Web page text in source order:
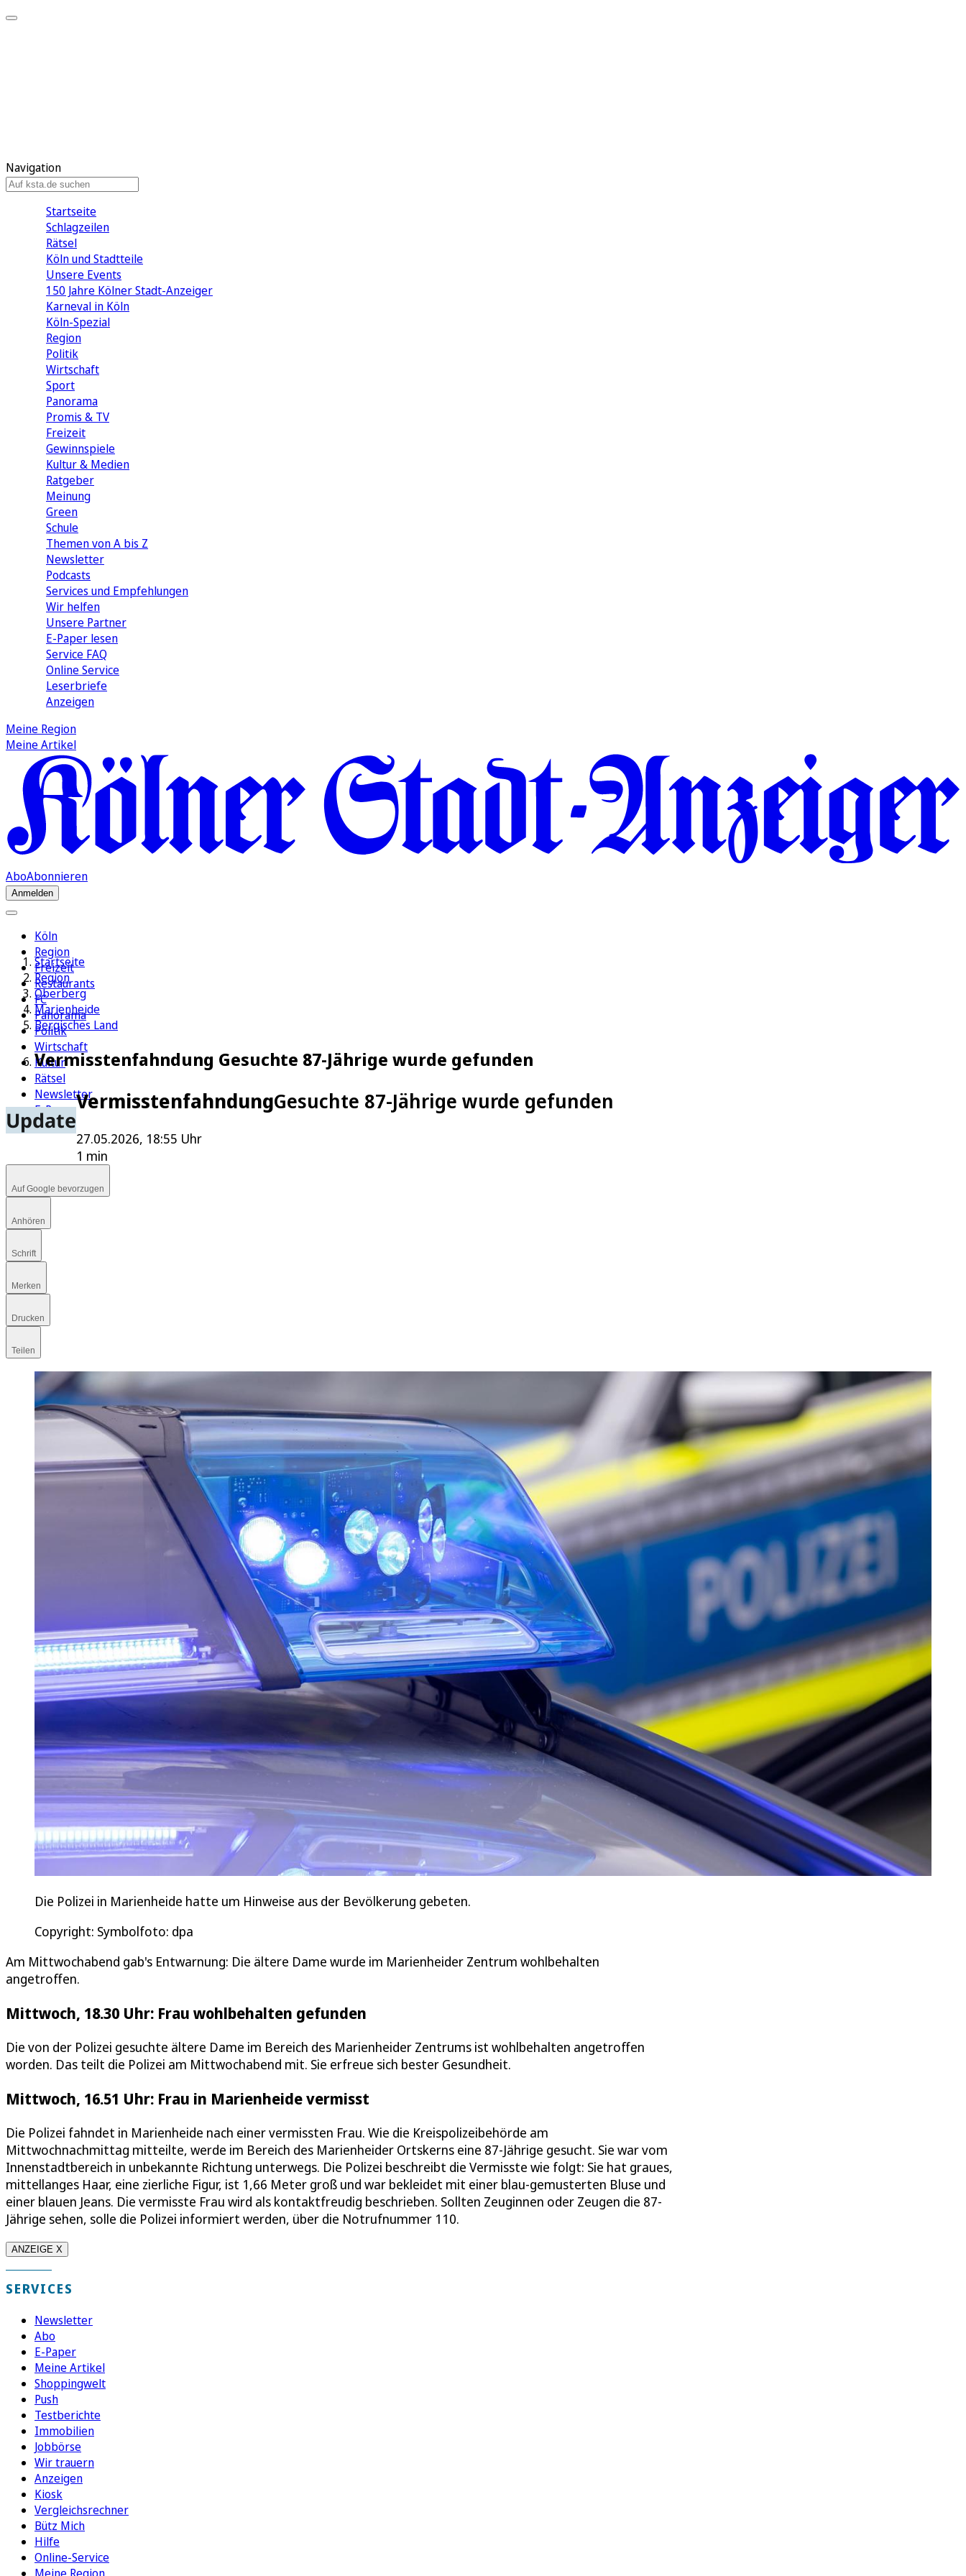
Navigation
Startseite
Schlagzeilen
Rätsel
Köln und Stadtteile
Unsere Events
150 Jahre Kölner Stadt-Anzeiger
Karneval in Köln
Köln-Spezial
Region
Politik
Wirtschaft
Sport
Panorama
Promis & TV
Freizeit
Gewinnspiele
Kultur & Medien
Ratgeber
Meinung
Green
Schule
Themen von A bis Z
Newsletter
Podcasts
Services und Empfehlungen
Wir helfen
Unsere Partner
E-Paper lesen
Service FAQ
Online Service
Leserbriefe
Anzeigen
Meine Region
Meine Artikel
AboAbonnieren
Anmelden
Köln
Region
Freizeit
Restaurants
FC
Panorama
Politik
Wirtschaft
Kultur
Rätsel
Newsletter
E-Paper
Startseite
Region
Oberberg
Marienheide
Bergisches Land
Vermisstenfahndung Gesuchte 87-Jährige wurde gefunden
Update
VermisstenfahndungGesuchte 87-Jährige wurde gefunden
27.05.2026, 18:55 Uhr
1 min
Auf Google bevorzugen
Anhören
Schrift
Merken
Drucken
Teilen
Die Polizei in Marienheide hatte um Hinweise aus der Bevölkerung gebeten.
Copyright: Symbolfoto: dpa
Am Mittwochabend gab's Entwarnung: Die ältere Dame wurde im Marienheider Zentrum wohlbehalten
angetroffen.
Mittwoch, 18.30 Uhr: Frau wohlbehalten gefunden
Die von der Polizei gesuchte ältere Dame im Bereich des Marienheider Zentrums ist wohlbehalten angetroffen
worden. Das teilt die Polizei am Mittwochabend mit. Sie erfreue sich bester Gesundheit.
Mittwoch, 16.51 Uhr: Frau in Marienheide vermisst
Die Polizei fahndet in Marienheide nach einer vermissten Frau. Wie die Kreispolizeibehörde am
Mittwochnachmittag mitteilte, werde im Bereich des Marienheider Ortskerns eine 87-Jährige gesucht. Sie war vom
Innenstadtbereich in unbekannte Richtung unterwegs. Die Polizei beschreibt die Vermisste wie folgt: Sie hat graues,
mittellanges Haar, eine zierliche Figur, ist 1,66 Meter groß und war bekleidet mit einer blau-gemusterten Bluse und
einer blauen Jeans. Die vermisste Frau wird als kontaktfreudig beschrieben. Sollten Zeuginnen oder Zeugen die 87-
Jährige sehen, solle die Polizei informiert werden, über die Notrufnummer 110.
ANZEIGE X
SERVICES
Newsletter
Abo
E-Paper
Meine Artikel
Shoppingwelt
Push
Testberichte
Immobilien
Jobbörse
Wir trauern
Anzeigen
Kiosk
Vergleichsrechner
Bütz Mich
Hilfe
Online-Service